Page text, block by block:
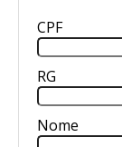
CPF
RG
Nome